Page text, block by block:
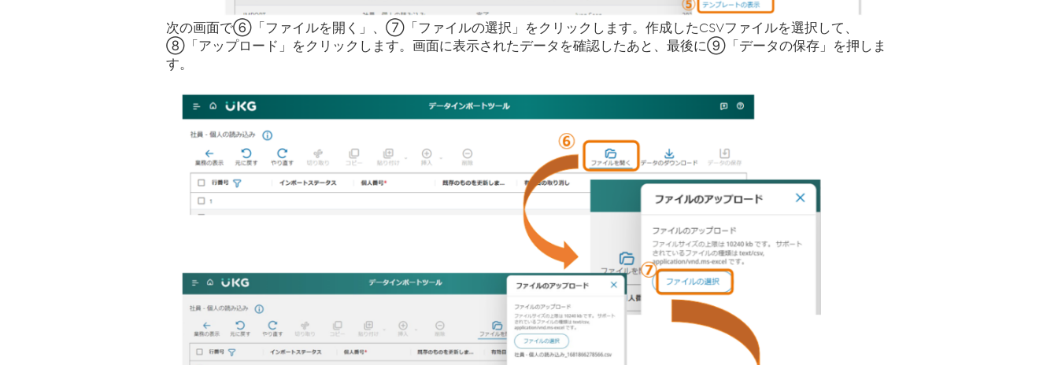
次の画面で⑥「ファイルを開く」、⑦「ファイルの選択」をクリックします。作成したCSVファイルを選択して、
⑧「アップロード」をクリックします。画面に表示されたデータを確認したあと、最後に⑨「データの保存」を押しま
す。